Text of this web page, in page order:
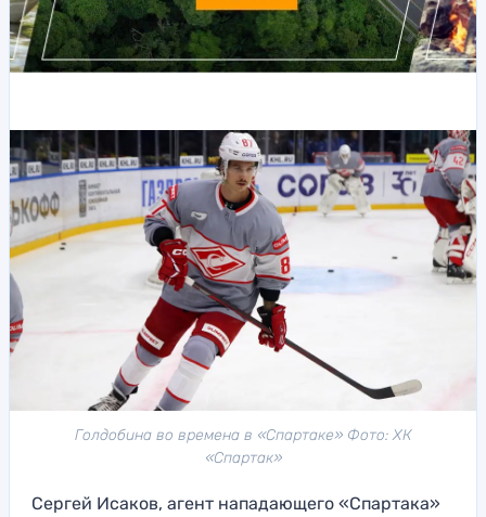
Голдобина во времена в «Спартаке» Фото: ХК
«Спартак»
Сергей Исаков, агент нападающего «Спартака»